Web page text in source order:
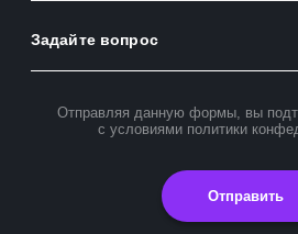
Задайте вопрос
Отправляя данную формы, вы
с условиями политики
Отправить